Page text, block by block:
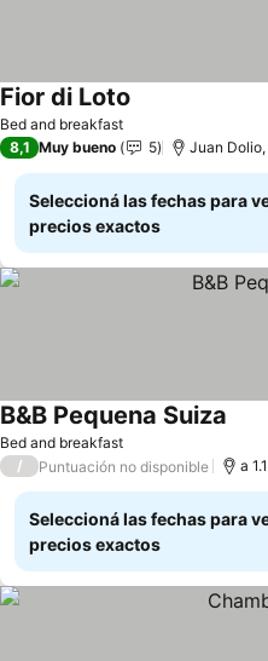
Bed and breakfast
Fior di Loto
8,1 Muy bueno 5 Juan
Seleccioná las fechas para
precios exactos
Bed and breakfast
B&B Pequena Suiza
/ Puntuación no disponible a
Seleccioná las fechas para
precios exactos